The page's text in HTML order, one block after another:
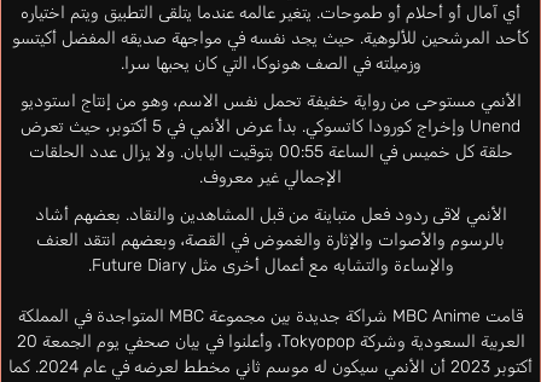
أي آمال أو أحلام أو طموحات. يتغير عالمه عندما يتلقى التطبيق ويتم اختياره
كأحد المرشحين للألوهية. حيث يجد نفسه في مواجهة صديقه المفضل أكيتسو
وزميلته في الصف هونوكا، التي كان يحبها سرا.
الأنمي مستوحى من رواية خفيفة تحمل نفس الاسم، وهو من إنتاج استوديو
Unend وإخراج كورودا كاتسوكي. بدأ عرض الأنمي في 5 أكتوبر، حيث تعرض
حلقة كل خميس في الساعة 00:55 بتوقيت اليابان. ولا يزال عدد الحلقات
الإجمالي غير معروف.
الأنمي لاقى ردود فعل متباينة من قبل المشاهدين والنقاد. بعضهم أشاد
بالرسوم والأصوات والإثارة والغموض في القصة، وبعضهم انتقد العنف
والإساءة والتشابه مع أعمال أخرى مثل Future Diary.
قامت MBC Anime شراكة جديدة بين مجموعة MBC المتواجدة في المملكة
العربية السعودية وشركة Tokyopop، وأعلنوا في بيان صحفي يوم الجمعة 20
أكتوبر 2023 أن الأنمي سيكون له موسم ثاني مخطط لعرضه في عام 2024. كما